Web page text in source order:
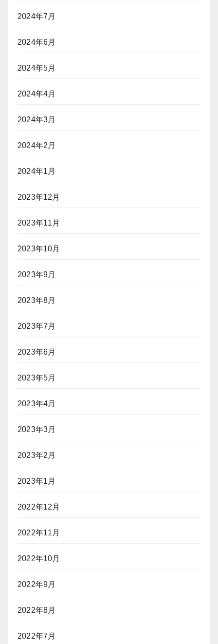
2024年7月
2024年6月
2024年5月
2024年4月
2024年3月
2024年2月
2024年1月
2023年12月
2023年11月
2023年10月
2023年9月
2023年8月
2023年7月
2023年6月
2023年5月
2023年4月
2023年3月
2023年2月
2023年1月
2022年12月
2022年11月
2022年10月
2022年9月
2022年8月
2022年7月